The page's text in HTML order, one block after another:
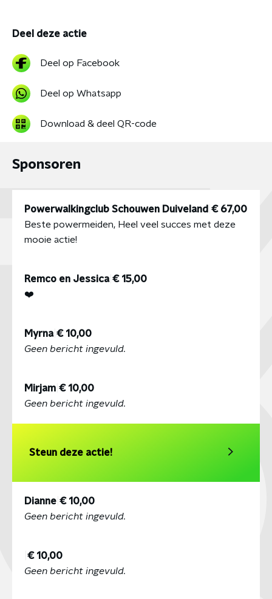
Deel deze actie
Deel op Facebook
Deel op Whatsapp
Download & deel QR-code
Sponsoren
Powerwalkingclub Schouwen Duiveland € 67,00
Beste powermeiden, Heel veel succes met deze
mooie actie!
Remco en Jessica| € 15,00
❤️
Myrna| € 10,00
Geen bericht ingevuld.
Mirjam € 10,00
Geen bericht ingevuld.
Steun deze actie!
Dianne € 10,00
Geen bericht ingevuld.
€ 10,00
Geen bericht ingevuld.